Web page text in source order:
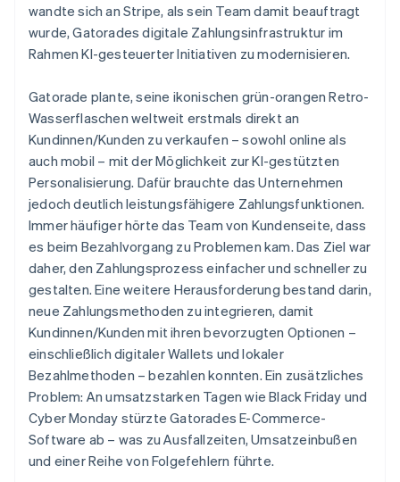
wandte sich an Stripe, als sein Team damit beauftragt
wurde, Gatorades digitale Zahlungsinfrastruktur im
Rahmen KI-gesteuerter Initiativen zu modernisieren.
Gatorade plante, seine ikonischen grün-orangen Retro-
Wasserflaschen weltweit erstmals direkt an
Kundinnen/Kunden zu verkaufen – sowohl online als
auch mobil – mit der Möglichkeit zur KI-gestützten
Personalisierung. Dafür brauchte das Unternehmen
jedoch deutlich leistungsfähigere Zahlungsfunktionen.
Immer häufiger hörte das Team von Kundenseite, dass
es beim Bezahlvorgang zu Problemen kam. Das Ziel war
daher, den Zahlungsprozess einfacher und schneller zu
gestalten. Eine weitere Herausforderung bestand darin,
neue Zahlungsmethoden zu integrieren, damit
Kundinnen/Kunden mit ihren bevorzugten Optionen –
einschließlich digitaler Wallets und lokaler
Bezahlmethoden – bezahlen konnten. Ein zusätzliches
Problem: An umsatzstarken Tagen wie Black Friday und
Cyber Monday stürzte Gatorades E-Commerce-
Software ab – was zu Ausfallzeiten, Umsatzeinbußen
und einer Reihe von Folgefehlern führte.